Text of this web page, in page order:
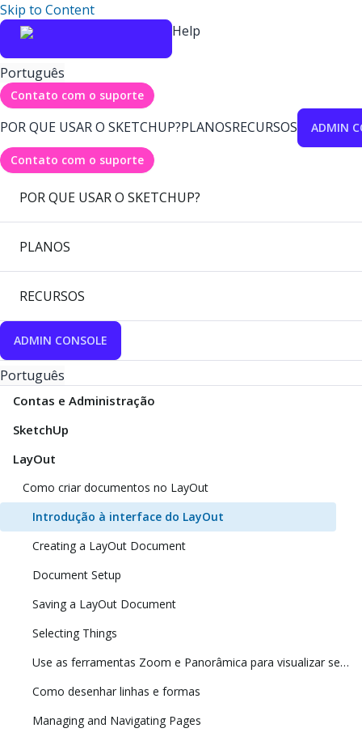
Skip to Content
Help
Português
Contato com o suporte
POR QUE USAR O SKETCHUP?PLANOSRECURSOS ADMIN
Contato com o suporte
POR QUE USAR O SKETCHUP?
PLANOS
RECURSOS
ADMIN CONSOLE
Português
Contas e Administração
SketchUp
LayOut
Como criar documentos no LayOut
Introdução à interface do LayOut
Creating a LayOut Document
Document Setup
Saving a LayOut Document
Selecting Things
Use as ferramentas Zoom e Panorâmica para visualizar seu modelo
Como desenhar linhas e formas
Managing and Navigating Pages